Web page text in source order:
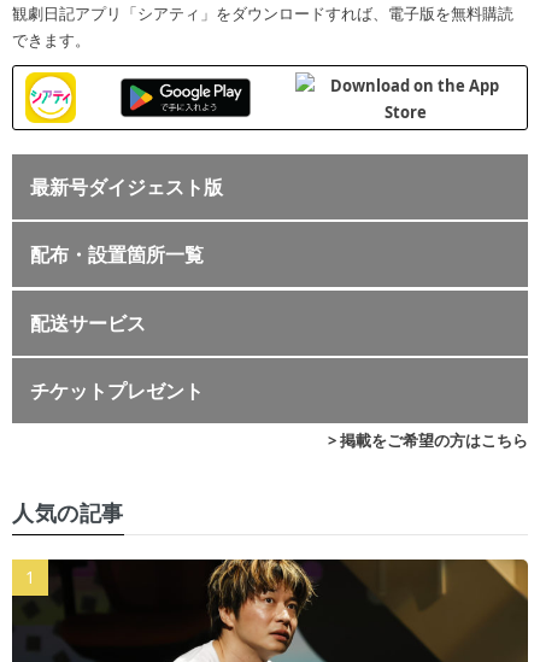
観劇日記アプリ「シアティ」をダウンロードすれば、電子版を無料購読
できます。
最新号ダイジェスト版
配布・設置箇所一覧
配送サービス
チケットプレゼント
> 掲載をご希望の方はこちら
人気の記事